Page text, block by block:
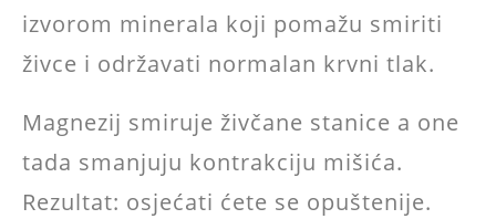
izvorom minerala koji pomažu smiriti
živce i održavati normalan krvni tlak.
Magnezij smiruje živčane stanice a one
tada smanjuju kontrakciju mišića.
Rezultat: osjećati ćete se opuštenije.